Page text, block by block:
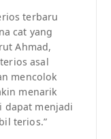
terbaru
cat yang
Ahmad,
asal
mencolok
menarik
dapat menjadi
terios.”